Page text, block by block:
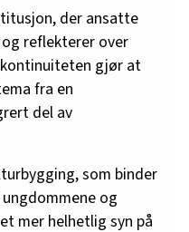
der ansatte
reflekterer over
kontinuiteten gjør at
fra en
del av
som binder
og
mer helhetlig syn på